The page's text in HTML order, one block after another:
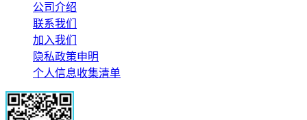
公司介绍
联系我们
加入我们
隐私政策申明
个人信息收集清单